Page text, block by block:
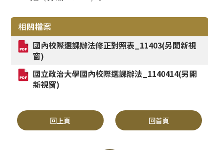
相關檔案
國內校際選課辦法修正對照表_11403(另開新視
窗)
國立政治大學國內校際選課辦法_1140414(另開
新視窗)
回上頁 回首頁